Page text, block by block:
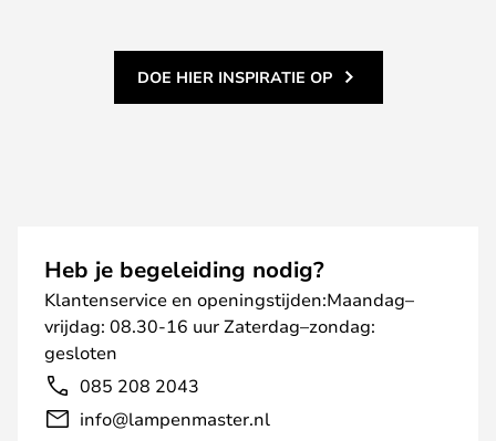
DOE HIER INSPIRATIE OP
Heb je begeleiding nodig?
Klantenservice en openingstijden:Maandag–
vrijdag: 08.30-16 uur Zaterdag–zondag:
gesloten
085 208 2043
info@lampenmaster.nl